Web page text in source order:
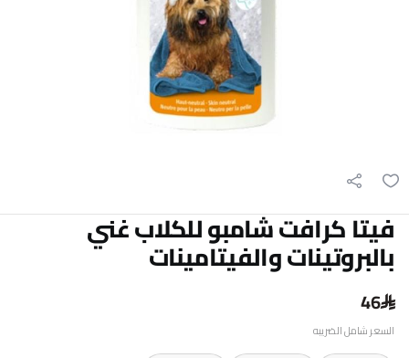
فيتا كرافت شامبو للكلاب غني
بالبروتينات والفيتامينات
46
السعر شامل الضريبه